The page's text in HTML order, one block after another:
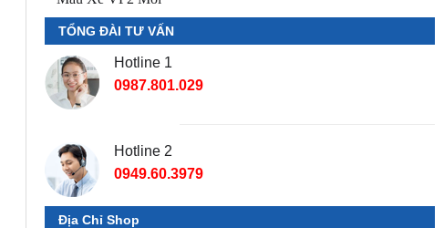
TỔNG ĐÀI TƯ VẤN
Hotline 1
0987.801.029
Hotline 2
0949.60.3979
Địa Chỉ Shop